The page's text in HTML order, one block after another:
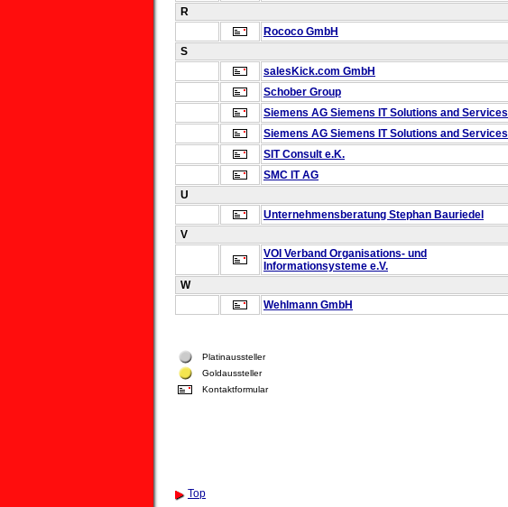
R
Rococo GmbH
S
salesKick.com GmbH
Schober Group
Siemens AG Siemens IT Solutions and Services
Siemens AG Siemens IT Solutions and Services
SIT Consult e.K.
SMC IT AG
U
Unternehmensberatung Stephan Bauriedel
V
VOI Verband Organisations- und
Informationsysteme e.V.
W
Wehlmann GmbH
Platinaussteller
Goldaussteller
Kontaktformular
Top